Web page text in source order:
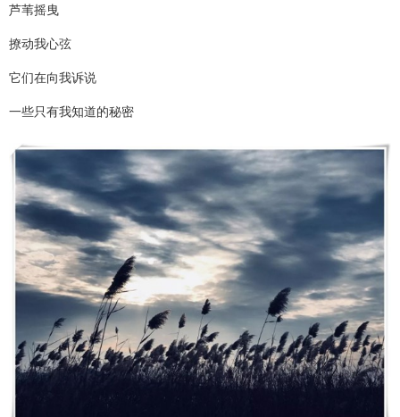
芦苇摇曳
撩动我心弦
它们在向我诉说
一些只有我知道的秘密